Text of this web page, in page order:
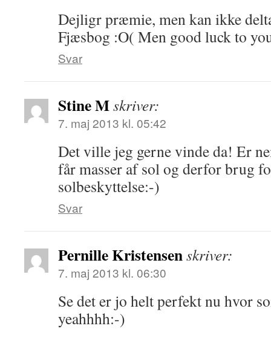
Dejligr præmie, men kan ikke
Fjæsbog :O( Men good luck to
Svar
Stine Mskriver:
7. maj 2013 kl. 05:42
Det ville jeg gerne vinde da! Er
får masser af sol og derfor brug
solbeskyttelse:-)
Svar
Pernille Kristensenskriver:
7. maj 2013 kl. 06:30
Se det er jo helt perfekt nu hvor
yeahhhh:-)